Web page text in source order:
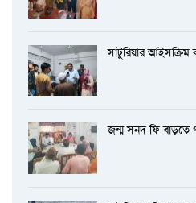
সাটুরিয়ার আইসক্রিম
জন্ম সনদ ফি বাড়তে